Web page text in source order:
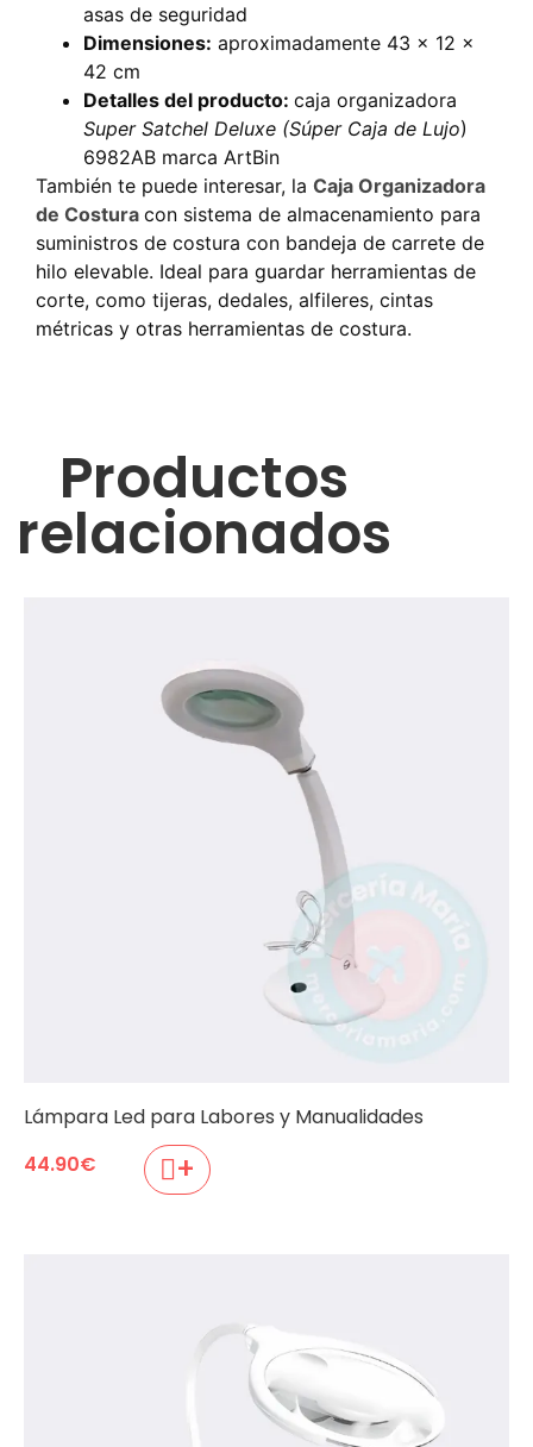
asas de seguridad
Dimensiones: aproximadamente 43 x 12 x
42 cm
Detalles del producto: caja organizadora
Super Satchel Deluxe (Súper Caja de Lujo)
6982AB marca ArtBin
También te puede interesar, la Caja Organizadora
de Costura con sistema de almacenamiento para
suministros de costura con bandeja de carrete de
hilo elevable. Ideal para guardar herramientas de
corte, como tijeras, dedales, alfileres, cintas
métricas y otras herramientas de costura.
Productos
relacionados
Lámpara Led para Labores y Manualidades
44.90€ +